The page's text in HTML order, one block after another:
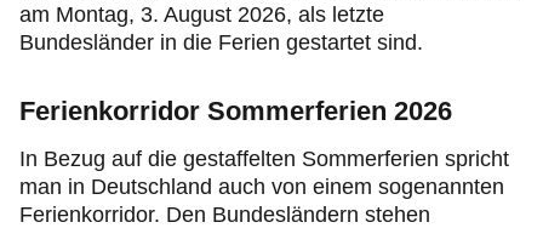
am Montag, 3. August 2026, als letzte
Bundesländer in die Ferien gestartet sind.
Ferienkorridor Sommerferien 2026
In Bezug auf die gestaffelten Sommerferien spricht
man in Deutschland auch von einem sogenannten
Ferienkorridor. Den Bundesländern stehen